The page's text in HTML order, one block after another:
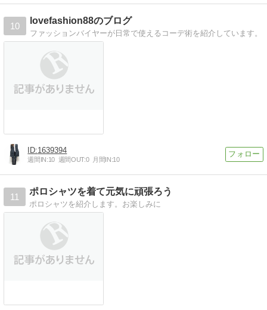
10
lovefashion88のブログ
ファッションバイヤーが日常で使えるコーデ術を紹介しています。
1639394
週間IN:10 週間OUT:0 月間IN:10
11
ポロシャツを着て元気に頑張ろう
ポロシャツを紹介します。お楽しみに